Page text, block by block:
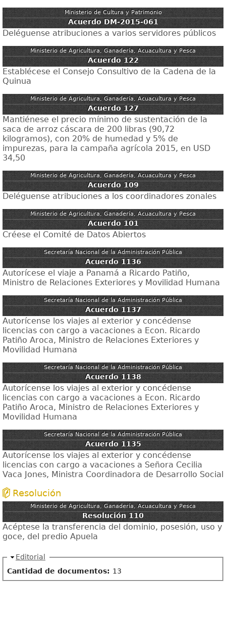
Ministerio de Cultura y Patrimonio
Acuerdo DM-2015-061
Deléguense atribuciones a varios servidores públicos
Ministerio de Agricultura, Ganadería, Acuacultura y Pesca
Acuerdo 122
Establécese el Consejo Consultivo de la Cadena de la
Quinua
Ministerio de Agricultura, Ganadería, Acuacultura y Pesca
Acuerdo 127
Mantiénese el precio mínimo de sustentación de la
saca de arroz cáscara de 200 libras (90,72
kilogramos), con 20% de humedad y 5% de
impurezas, para la campaña agrícola 2015, en USD
34,50
Ministerio de Agricultura, Ganadería, Acuacultura y Pesca
Acuerdo 109
Deléguense atribuciones a los coordinadores zonales
Ministerio de Agricultura, Ganadería, Acuacultura y Pesca
Acuerdo 101
Créese el Comité de Datos Abiertos
Secretaría Nacional de la Administración Pública
Acuerdo 1136
Autorícese el viaje a Panamá a Ricardo Patiño,
Ministro de Relaciones Exteriores y Movilidad Humana
Secretaría Nacional de la Administración Pública
Acuerdo 1137
Autorícense los viajes al exterior y concédense
licencias con cargo a vacaciones a Econ. Ricardo
Patiño Aroca, Ministro de Relaciones Exteriores y
Movilidad Humana
Secretaría Nacional de la Administración Pública
Acuerdo 1138
Autorícense los viajes al exterior y concédense
licencias con cargo a vacaciones a Econ. Ricardo
Patiño Aroca, Ministro de Relaciones Exteriores y
Movilidad Humana
Secretaría Nacional de la Administración Pública
Acuerdo 1135
Autorícense los viajes al exterior y concédense
licencias con cargo a vacaciones a Señora Cecilia
Vaca Jones, Ministra Coordinadora de Desarrollo Social
Resolución
Ministerio de Agricultura, Ganadería, Acuacultura y Pesca
Resolución 110
Acéptese la transferencia del dominio, posesión, uso y
goce, del predio Apuela
Ocultar
Editorial
Cantidad de documentos: 13